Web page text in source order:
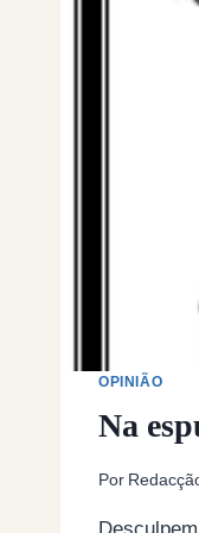
OPINIÃO
Na
Por